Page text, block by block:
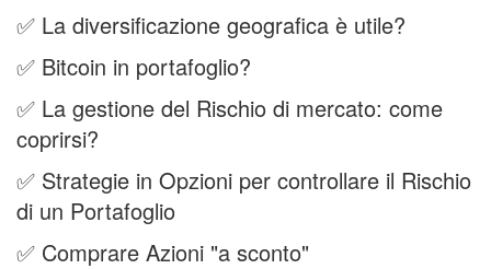
✅ La diversificazione geografica è utile?
✅ Bitcoin in portafoglio?
✅ La gestione del Rischio di mercato: come
coprirsi?
✅ Strategie in Opzioni per controllare il Rischio
di un Portafoglio
✅ Comprare Azioni "a sconto"